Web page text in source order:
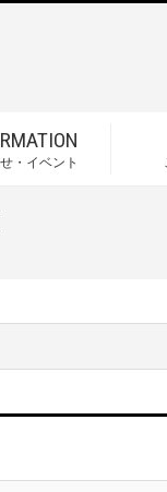
・イベント